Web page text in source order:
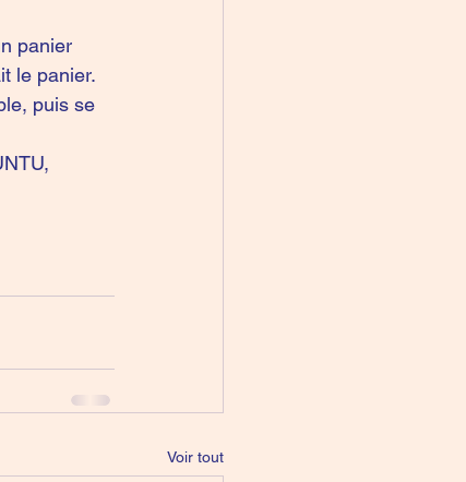
panier
le panier.
puis se
Voir tout